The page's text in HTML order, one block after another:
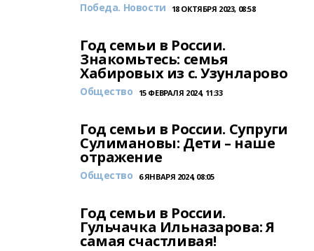
Победа. Новости 18 ОКТЯБРЯ 2023, 08:58
Год семьи в России.
Знакомьтесь: семья
Хабировых из с. Узунларово
Общество 15 ФЕВРАЛЯ 2024, 11:33
Год семьи в России. Супруги
Сулимановы: Дети – наше
отражение
Общество 6 ЯНВАРЯ 2024, 08:05
Год семьи в России.
Гульчачка Ильназарова: Я
самая счастливая!